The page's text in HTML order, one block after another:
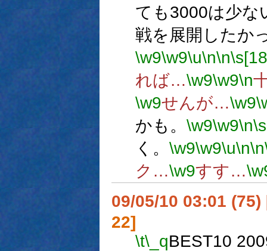
ても3000は少な
戦を展開したか
\w9\w9\u\n\n
れば…\w9\w9\n
\w9せんが…\w9
かも。 \w9\w9\n
く。 \w9\w9\u\n\n
ク…\w9すす…
09/05/10 03:01 (75)
22]
\t\_qBEST10